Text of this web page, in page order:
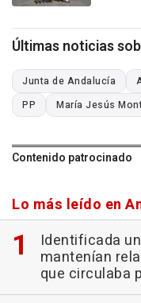
Últimas noticias
Junta de Andalucía
PP
María Jesús
Contenido patrocinado
Lo más leído en
Identificada
mantenían
que circulaba